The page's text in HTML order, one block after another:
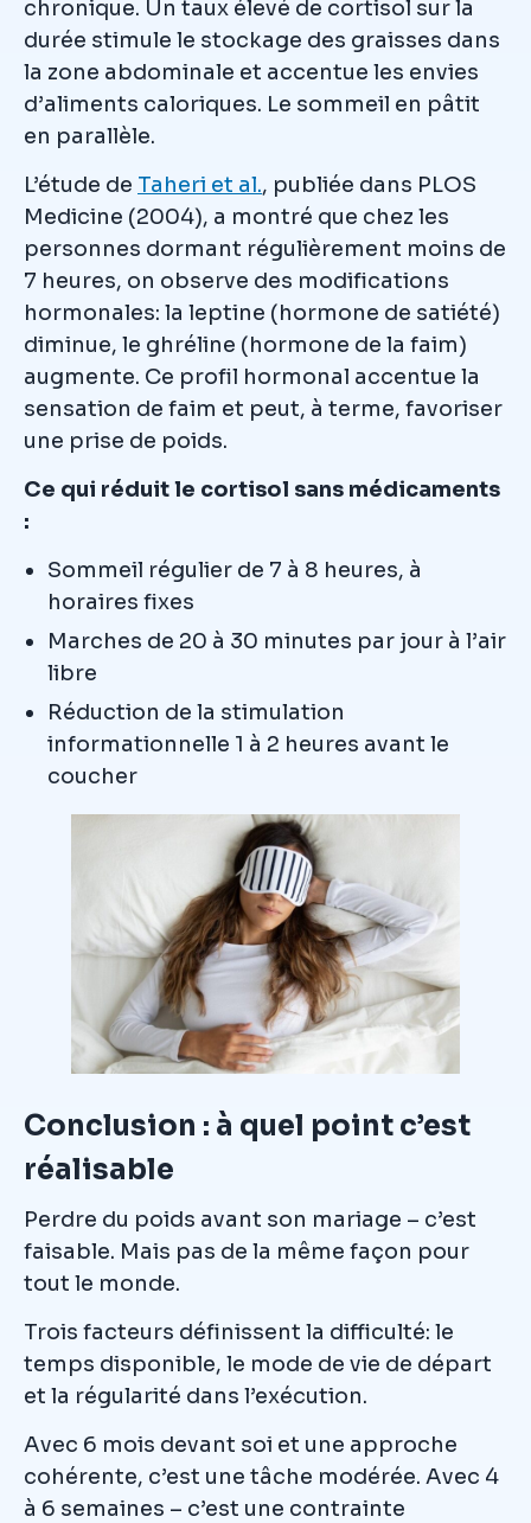
chronique. Un taux élevé de cortisol sur la
durée stimule le stockage des graisses dans
la zone abdominale et accentue les envies
d’aliments caloriques. Le sommeil en pâtit
en parallèle.
L’étude de Taheri et al., publiée dans PLOS
Medicine (2004), a montré que chez les
personnes dormant régulièrement moins de
7 heures, on observe des modifications
hormonales: la leptine (hormone de satiété)
diminue, le ghréline (hormone de la faim)
augmente. Ce profil hormonal accentue la
sensation de faim et peut, à terme, favoriser
une prise de poids.
Ce qui réduit le cortisol sans médicaments
:
Sommeil régulier de 7 à 8 heures, à
horaires fixes
Marches de 20 à 30 minutes par jour à l’air
libre
Réduction de la stimulation
informationnelle 1 à 2 heures avant le
coucher
Conclusion : à quel point c’est
réalisable
Perdre du poids avant son mariage – c’est
faisable. Mais pas de la même façon pour
tout le monde.
Trois facteurs définissent la difficulté: le
temps disponible, le mode de vie de départ
et la régularité dans l’exécution.
Avec 6 mois devant soi et une approche
cohérente, c’est une tâche modérée. Avec 4
à 6 semaines – c’est une contrainte